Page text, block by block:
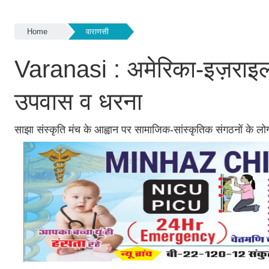
Home वाराणसी
Varanasi : अमेरिका-
उपवास व धरना
साझा संस्कृति मंच के आह्वान पर सामाजिक-सांस्कृतिक संगठनों के